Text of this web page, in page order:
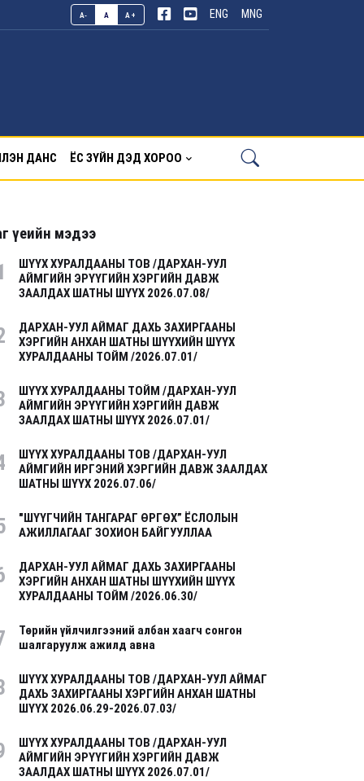
A- A A+ ENG MNG
ДАНС ЁС ЗҮЙН ДЭД ХОРОО
үеийн мэдээ
ШҮҮХ ХУРАЛДААНЫ ТОВ /ДАРХАН-УУЛ
АЙМГИЙН ЭРҮҮГИЙН ХЭРГИЙН ДАВЖ
ЗААЛДАХ ШАТНЫ ШҮҮХ 2026.07.08/
ДАРХАН-УУЛ АЙМАГ ДАХЬ ЗАХИРГААНЫ
ХЭРГИЙН АНХАН ШАТНЫ ШҮҮХИЙН ШҮҮХ
ХУРАЛДААНЫ ТОЙМ /2026.07.01/
ШҮҮХ ХУРАЛДААНЫ ТОЙМ /ДАРХАН-УУЛ
АЙМГИЙН ЭРҮҮГИЙН ХЭРГИЙН ДАВЖ
ЗААЛДАХ ШАТНЫ ШҮҮХ 2026.07.01/
ШҮҮХ ХУРАЛДААНЫ ТОВ /ДАРХАН-УУЛ
АЙМГИЙН ИРГЭНИЙ ХЭРГИЙН ДАВЖ ЗААЛДАХ
ШАТНЫ ШҮҮХ 2026.07.06/
"ШҮҮГЧИЙН ТАНГАРАГ ӨРГӨХ” ЁСЛОЛЫН
АЖИЛЛАГААГ ЗОХИОН БАЙГУУЛЛАА
ДАРХАН-УУЛ АЙМАГ ДАХЬ ЗАХИРГААНЫ
ХЭРГИЙН АНХАН ШАТНЫ ШҮҮХИЙН ШҮҮХ
ХУРАЛДААНЫ ТОЙМ /2026.06.30/
Төрийн үйлчилгээний албан хаагч сонгон
шалгаруулж ажилд авна
ШҮҮХ ХУРАЛДААНЫ ТОВ /ДАРХАН-УУЛ АЙМАГ
ДАХЬ ЗАХИРГААНЫ ХЭРГИЙН АНХАН ШАТНЫ
ШҮҮХ 2026.06.29-2026.07.03/
ШҮҮХ ХУРАЛДААНЫ ТОВ /ДАРХАН-УУЛ
АЙМГИЙН ЭРҮҮГИЙН ХЭРГИЙН ДАВЖ
ЗААЛДАХ ШАТНЫ ШҮҮХ 2026.07.01/